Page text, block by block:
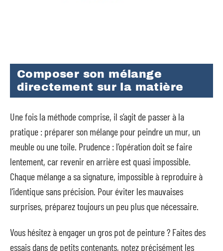
Composer son mélange
directement sur la matière
Une fois la méthode comprise, il s’agit de passer à la
pratique : préparer son mélange pour peindre un mur, un
meuble ou une toile. Prudence : l’opération doit se faire
lentement, car revenir en arrière est quasi impossible.
Chaque mélange a sa signature, impossible à reproduire à
l’identique sans précision. Pour éviter les mauvaises
surprises, préparez toujours un peu plus que nécessaire.
Vous hésitez à engager un gros pot de peinture ? Faites des
essais dans de petits contenants, notez précisément les